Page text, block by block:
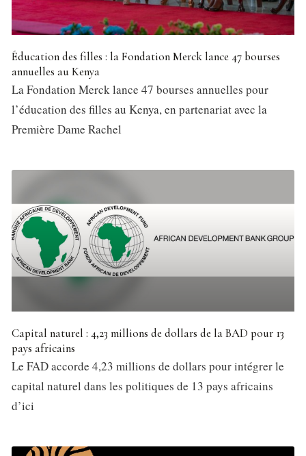
Éducation des filles : la Fondation Merck lance 47 bourses
annuelles au Kenya
La Fondation Merck lance 47 bourses annuelles pour
l’éducation des filles au Kenya, en partenariat avec la
Première Dame Rachel
Capital naturel : 4,23 millions de dollars de la BAD pour 13
pays africains
Le FAD accorde 4,23 millions de dollars pour intégrer le
capital naturel dans les politiques de 13 pays africains
d’ici